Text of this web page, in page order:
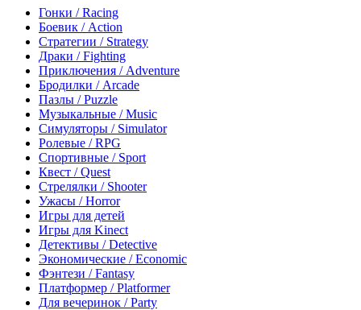
Гонки / Racing
Боевик / Action
Стратегии / Strategy
Драки / Fighting
Приключения / Adventure
Бродилки / Arcade
Пазлы / Puzzle
Музыкальные / Music
Симуляторы / Simulator
Ролевые / RPG
Спортивные / Sport
Квест / Quest
Стрелялки / Shooter
Ужасы / Horror
Игры для детей
Игры для Kinect
Детективы / Detective
Экономические / Economic
Фэнтези / Fantasy
Платформер / Platformer
Для вечеринок / Party